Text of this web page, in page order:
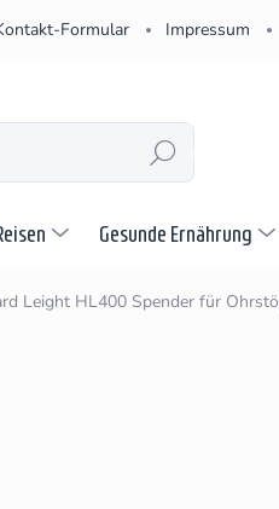
Formular Impressum
SUCHEN
Gesunde Ernährung
Leight HL400 Spender für